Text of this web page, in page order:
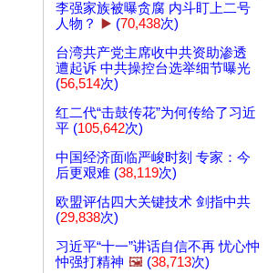
李强家族被曝贪腐 内斗盯上二号
人物？
▶️ (70,438次)
台湾共产党主席收中共资助渗透
遭起诉 中共操控台选举细节曝光
(56,514次)
红二代“击鼓传花”为何传给了习近
平 (105,642次)
中国经济面临严峻时刻 专家：今
后更艰难 (38,119次)
欧盟评估四大关键技术 剑指中共
(29,838次)
习近平“十一”讲话自信不再 忧心忡
忡强打精神 🖼️ (38,713次)